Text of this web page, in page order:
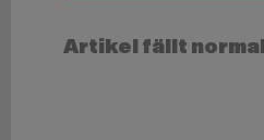
Artikel fällt